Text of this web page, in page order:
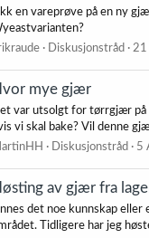
en vareprøve på en ny
Diskusjonstråd 21
mye gjær
var utsolgt for tørrgjær på
vi skal bake? Vil denne
Diskusjonstråd 5
av gjær fra
det noe kunnskap
Tidligere har jeg